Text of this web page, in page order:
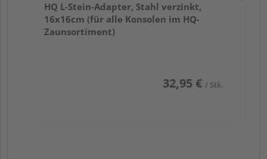
HQ L-Stein-Adapter, Stahl verzinkt,
16x16cm (für alle Konsolen im HQ-
Zaunsortiment)
32,95 € / Stk.